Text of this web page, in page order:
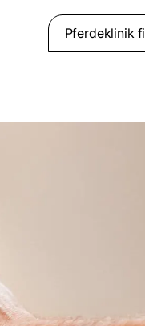
Pferdeklinik